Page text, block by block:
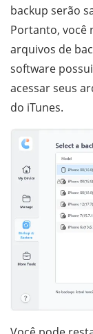
backup serão
Portanto, você
arquivos de
software
acessar seus
do iTunes.